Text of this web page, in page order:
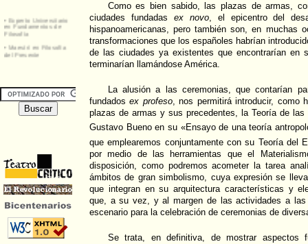
Como es bien sabido, las plazas de armas,
ciudades fundadas ex novo, el epicentro del
hispanoamericanas, pero también son, en muchas
transformaciones que los españoles habrían
de las ciudades ya existentes que encontrarían en
terminarían llamándose América.
La alusión a las ceremonias, que contarían
fundadosex profeso, nos permitirá introducir, como
plazas de armas y sus precedentes, la Teoría de las
Gustavo Bueno en su «Ensayo de una teoría
que emplearemos conjuntamente con su Teoría del
por medio de las herramientas que el
disposición, como podremos acometer la tarea
ámbitos de gran simbolismo, cuya expresión se
que integran en su arquitectura características y
que, a su vez, y al margen de las actividades a
escenario para la celebración de ceremonias de
Se trata, en definitiva, de mostrar aspectos